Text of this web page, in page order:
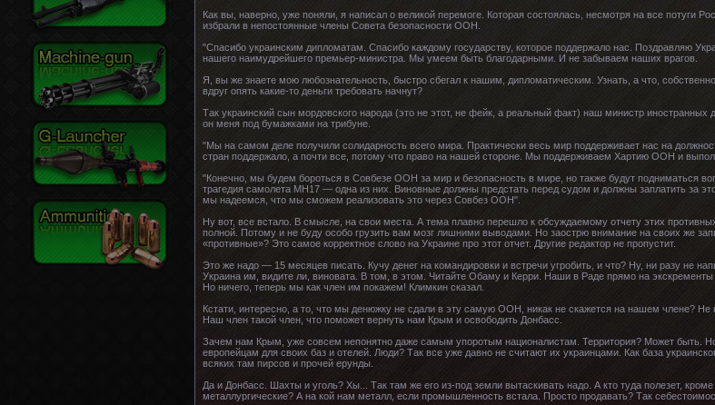
Как вы, наверно, уже поняли, я написал о великой перемоге. Которая состоялась, несмотря на все потуги
избрали в непостоянные члены Совета безопасности ООН.
"Спасибо украинским дипломатам. Спасибо каждому государству, которое поддержало нас. Поздравляю
нашего наимудрейшего премьер-министра. Мы умеем быть благодарными. И не забываем наших врагов.
Я, вы же знаете мою любознательность, быстро сбегал к нашим, дипломатическим. Узнать, а что,
вдруг опять какие-то деньги требовать начнут?
Так украинский сын мордовского народа (это не этот, не фейк, а реальный факт) наш министр
он меня под бумажками на трибуне.
"Мы на самом деле получили солидарность всего мира. Практически весь мир поддерживает нас на
стран поддержало, а почти все, потому что право на нашей стороне. Мы поддерживаем Хартию ООН и
"Конечно, мы будем бороться в Совбезе ООН за мир и безопасность в мире, но также будут подниматься
трагедия самолета МН17 — одна из них. Виновные должны предстать перед судом и должны заплатить за
мы надеемся, что мы сможем реализовать это через Совбез ООН".
Ну вот, все встало. В смысле, на свои места. А тема плавно перешло к обсуждаемому отчету этих
полной. Потому и не буду особо грузить вам мозг лишними выводами. Но заострю внимание на своих же
«противные»? Это самое корректное слово на Украине про этот отчет. Другие редактор не пропустит.
Это же надо — 15 месяцев писать. Кучу денег на командировки и встречи угробить, и что? Ну, ни разу не
Украина им, видите ли, виновата. В том, в этом. Читайте Обаму и Керри. Наши в Раде прямо на
Но ничего, теперь мы как член им покажем! Климкин сказал.
Кстати, интересно, а то, что мы денюжку не сдали в эту самую ООН, никак не скажется на нашем члене? Не
Наш член такой член, что поможет вернуть нам Крым и освободить Донбасс.
Зачем нам Крым, уже совсем непонятно даже самым упоротым националистам. Территория? Может быть.
европейцам для своих баз и отелей. Люди? Так все уже давно не считают их украинцами. Как база
всяких там пирсов и прочей ерунды.
Да и Донбасс. Шахты и уголь? Хы... Так там же его из-под земли вытаскивать надо. А кто туда полезет,
металлургические? А на кой нам металл, если промышленность встала. Просто продавать? Так